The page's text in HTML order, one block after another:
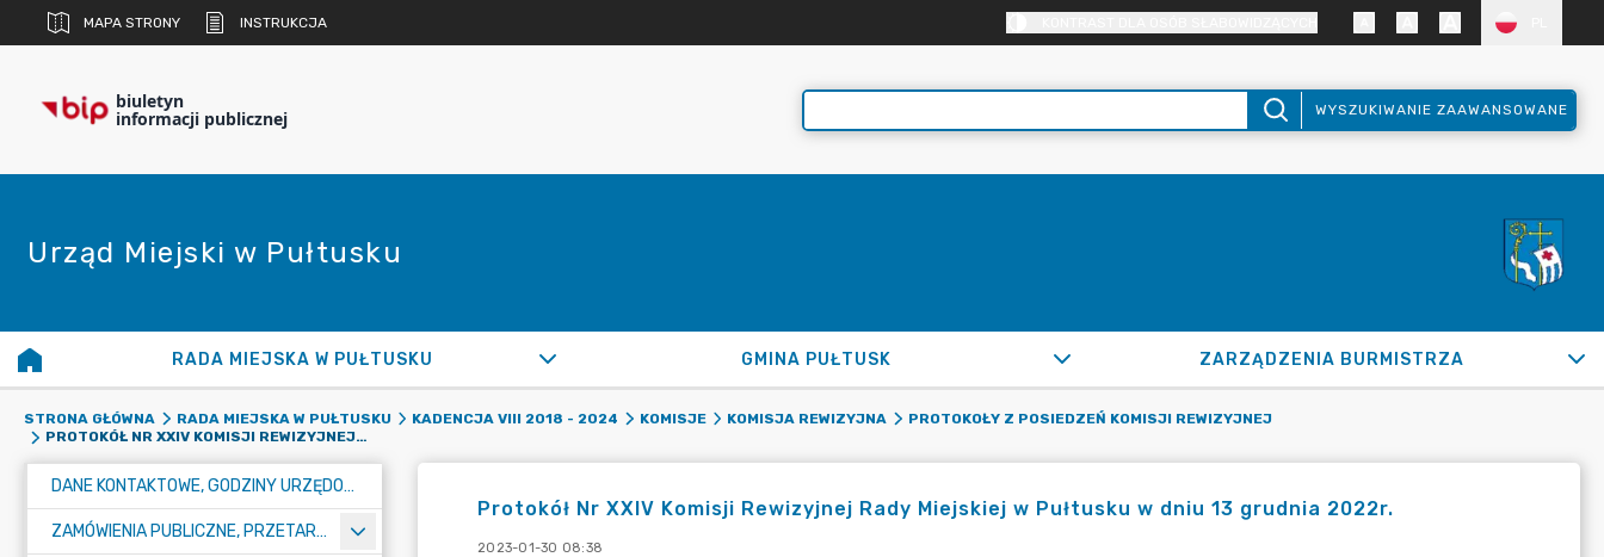
MAPA STRONY INSTRUKCJA
biuletyn
informacji publicznej WYSZUKIWANIE ZAAWANSOWANE
Urząd Miejski w Pułtusku
RADA MIEJSKA W PUŁTUSKU GMINA PUŁTUSK ZARZĄDZENIA BURMISTRZA
STRONA GŁÓWNA RADA MIEJSKA W PUŁTUSKU KADENCJA VIII 2018 - 2024 KOMISJE KOMISJA REWIZYJNA
PROTOKOŁY Z POSIEDZEŃ KOMISJI REWIZYJNEJ
PROTOKÓŁ NR XXIV KOMISJI REWIZYJNEJ RADY MIEJSKIEJ W PUŁTUSKU W DNIU 13 GRUDNIA 2022R.
DANE KONTAKTOWE, GODZINY URZĘDOWANIA I NUMER KONTA BANKOWEGO
ZAMÓWIENIA PUBLICZNE, PRZETARGI, KONKURSY
Protokół Nr XXIV Komisji Rewizyjnej Rady Miejskiej w Pułtusku w dniu 13 grudnia 2022r.
2023-01-30 08:38